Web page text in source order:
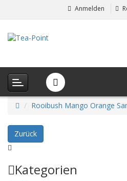
Anmelden
Rooibush Mango Orange
Zurück
Kategorien